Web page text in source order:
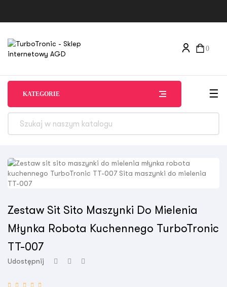
0
KATEGORIE ☰
Zestaw Sit Sito Maszynki Do Mielenia
Młynka Robota Kuchennego TurboTronic
TT-007
Udostępnij